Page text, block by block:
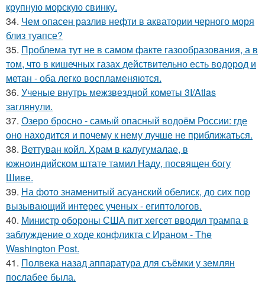
крупную морскую свинку.
34. Чем опасен разлив нефти в акватории черного моря
близ туапсе?
35. Проблема тут не в самом факте газообразования, а в
том, что в кишечных газах действительно есть водород и
метан - оба легко воспламеняются.
36. Ученые внутрь межзвездной кометы 3I/Atlas
заглянули.
37. Озеро бросно - самый опасный водоём России: где
оно находится и почему к нему лучше не приближаться.
38. Веттуван койл. Храм в калугумалае, в
южноиндийском штате тамил Наду, посвящен богу
Шиве.
39. На фото знаменитый асуанский обелиск, до сих пор
вызывающий интерес ученых - египтологов.
40. Министр обороны США пит хегсет вводил трампа в
заблуждение о ходе конфликта с Ираном - The
Washington Post.
41. Полвека назад аппаратура для съёмки у землян
послабее была.